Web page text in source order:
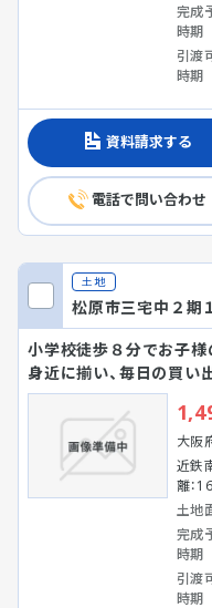
完成
時期
引渡
時期
資料請求する
電話で問い合わせ
土地
松原市三宅中２期
小学校徒歩８分でお子
身近に揃い、毎日の買い
大阪
近鉄
離：
土地
完成
時期
引渡
時期